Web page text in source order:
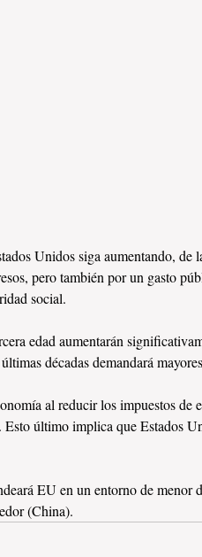
Unidos siga aumentando, de
pero también por un gasto
social.
edad aumentarán
décadas demandará
al reducir los impuestos de
último implica que Estados
EU en un entorno de menor
(China).